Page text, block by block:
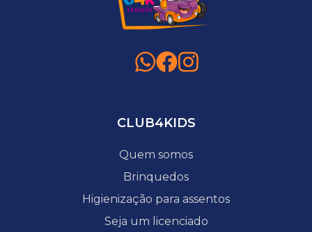
CLUB4KIDS
Quem somos
Brinquedos
Higienização para assentos
Seja um licenciado